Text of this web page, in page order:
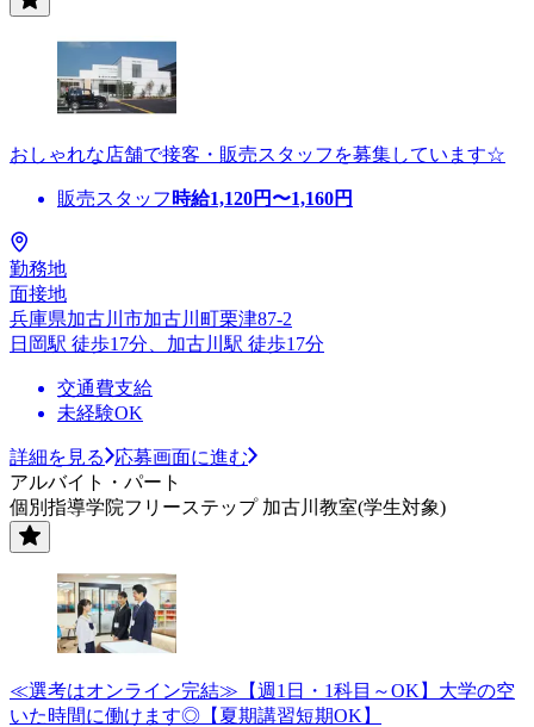
おしゃれな店舗で接客・販売スタッフを募集しています☆
販売スタッフ 時給1,120円〜1,160円
勤務地
面接地
兵庫県加古川市加古川町栗津87-2
日岡駅 徒歩17分、加古川駅 徒歩17分
交通費支給
未経験OK
詳細を見る
応募画面に進む
アルバイト・パート
個別指導学院フリーステップ 加古川教室(学生対象)
≪選考はオンライン完結≫【週1日・1科目～OK】大学の空
いた時間に働けます◎【夏期講習短期OK】